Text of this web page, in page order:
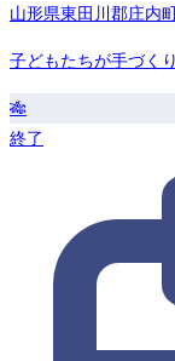
山形県東田川郡庄内町
子どもたちが手づく
🎋
終了